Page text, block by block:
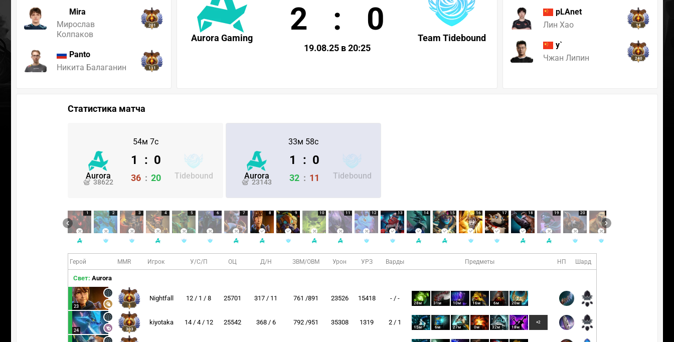
Mira
Мирослав
Колпаков
201
Panto
Никита Балаганин
111
pLAnet
Лин Хао
14
y`
Чжан Липин
240
Aurora Gaming Team Tidebound
2 : 0
19.08.25 в 20:25
Статистика матча
54м 7с
Aurora
38622
Tidebound
1 : 0
36 : 20
33м 58с
Aurora
23143
Tidebound
1 : 0
32 : 11
1 2 3 4 5 6 7 8 9 10 11 12 13 14 15 16 17 18 19 20
Герой MMR Игрок У/С/П ОЦ Д/Н ЗВМ/ОВМ Урон УРЗ Варды Предметы НП Шард
Свет: Aurora
23 1
Nightfall 12 / 1 / 8 25701 317 / 11 761 /891 23526 15418 - / -
28м 31м 10м 16м 6м 20м
24 303
kiyotaka 14 / 4 / 12 25542 368 / 6 792 /951 35308 1319 2 / 1
15м 6м 27м 0м 32м 18м
+2